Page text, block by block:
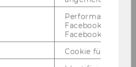
des Au­
ab 2. Mai 2008
Stel­le für einen wis­sen­
eine wis­sen­schaft­
Performance-
Facebook in
Facebook-Pixel
Cookie für